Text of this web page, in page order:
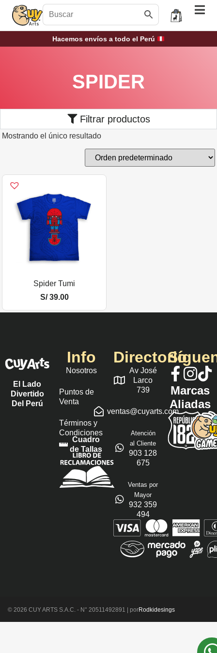
Hacemos envíos a todo el Perú
SPIDER
Filtrar productos
Mostrando el único resultado
Spider Tumi
S/39.00
El Lado
Divertido
Del Perú
Info
Nosotros
Puntos de
Venta
Términos y
Condiciones
Cuadro
de Tallas
Directorio
Av José
Larco
739
ventas@cuyarts.com
Atención
al Cliente
903 128
675
Ventas por
Mayor
932 359
494
Marcas
Aliadas
© 2026 CUY ARTS S.A.C. - N° 20511492891 | porRodkidesings